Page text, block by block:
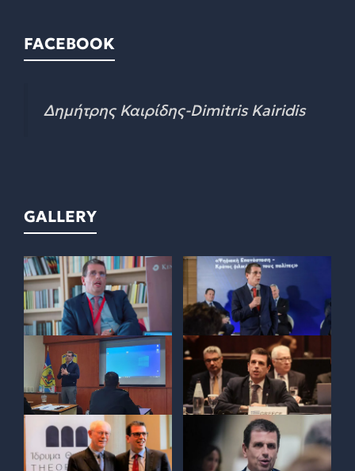
FACEBOOK
Δημήτρης Καιρίδης-Dimitris Kairidis
GALLERY